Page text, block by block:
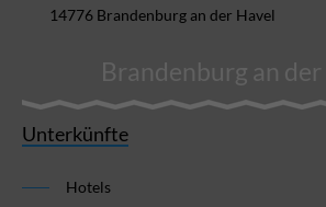
14776 Brandenburg an der Havel
Brandenburg an der
Unterkünfte
Hotels